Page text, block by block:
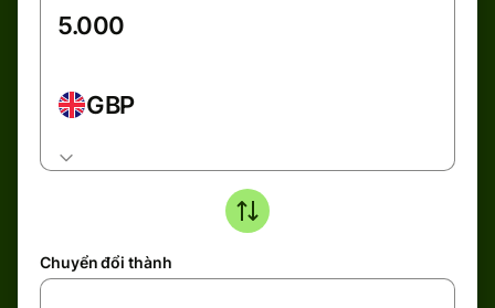
GBP
Chuyển đổi thành